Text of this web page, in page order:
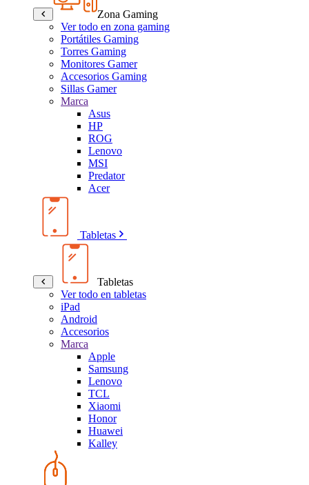
Zona Gaming
Ver todo en zona gaming
Portátiles Gaming
Torres Gaming
Monitores Gamer
Accesorios Gaming
Sillas Gamer
Marca
Asus
HP
ROG
Lenovo
MSI
Predator
Acer
Tabletas
Tabletas
Ver todo en tabletas
iPad
Android
Accesorios
Marca
Apple
Samsung
Lenovo
TCL
Xiaomi
Honor
Huawei
Kalley